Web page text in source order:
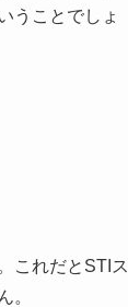
うことでしょ
これだとSTIス
。